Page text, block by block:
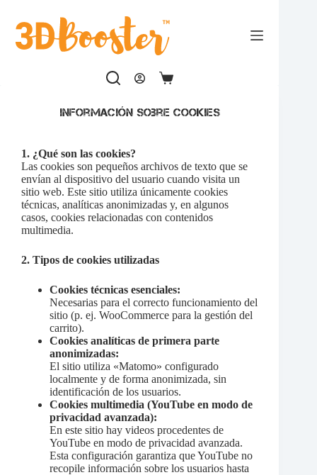
contenido
Carro
compra
Información sobre Cookies
1. ¿Qué son las cookies?
Las cookies son pequeños archivos de texto que se
envían al dispositivo del usuario cuando visita un
sitio web. Este sitio utiliza únicamente cookies
técnicas, analíticas anonimizadas y, en algunos
casos, cookies relacionadas con contenidos
multimedia.
2. Tipos de cookies utilizadas
Cookies técnicas esenciales:
Necesarias para el correcto funcionamiento del
sitio (p. ej. WooCommerce para la gestión del
carrito).
Cookies analíticas de primera parte
anonimizadas:
El sitio utiliza «Matomo» configurado
localmente y de forma anonimizada, sin
identificación de los usuarios.
Cookies multimedia (YouTube en modo de
privacidad avanzada):
En este sitio hay videos procedentes de
YouTube en modo de privacidad avanzada.
Esta configuración garantiza que YouTube no
recopile información sobre los usuarios hasta